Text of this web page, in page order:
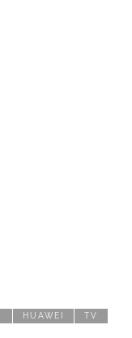
HUAWEI TV